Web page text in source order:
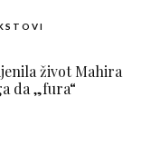
život Mahira
da „fura“